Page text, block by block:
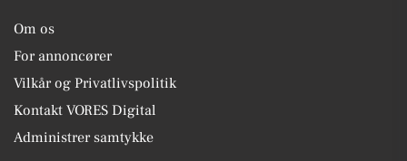
Om os
For annoncører
Vilkår og Privatlivspolitik
Kontakt VORES Digital
Administrer samtykke